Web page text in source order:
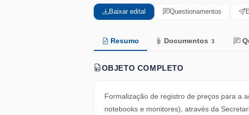
Baixar edital Questionamentos
Resumo Documentos 3
OBJETO COMPLETO
Formalização de registro de preços para a
notebooks e monitores), através da